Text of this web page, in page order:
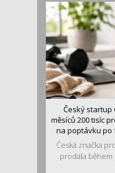
Český startup
měsíců 200 tisíc
na poptávku po
Česká značka
prodala